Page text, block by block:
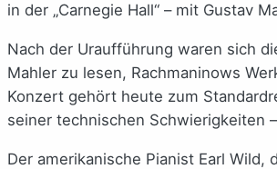
in der „Carnegie Hall“ – mit Gustav
Nach der Uraufführung waren sich
Mahler zu lesen, Rachmaninows
Konzert gehört heute zum
seiner technischen Schwierigkeiten
Der amerikanische Pianist Earl